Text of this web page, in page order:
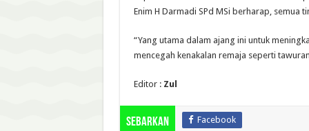
Enim H Darmadi SPd MSi berharap,
“Yang utama dalam ajang ini untuk
mencegah kenakalan remaja seperti
Editor : Zul
Sebarkan Facebook